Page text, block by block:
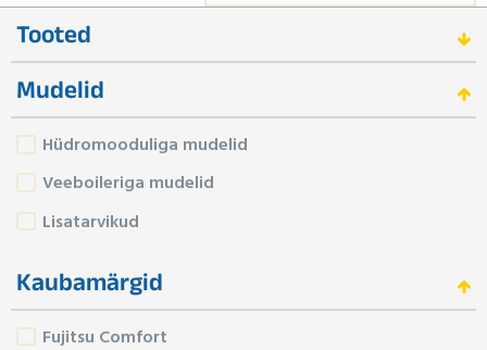
Tooted
Mudelid
Hüdromooduliga mudelid
Veeboileriga mudelid
Lisatarvikud
Kaubamärgid
Fujitsu Comfort